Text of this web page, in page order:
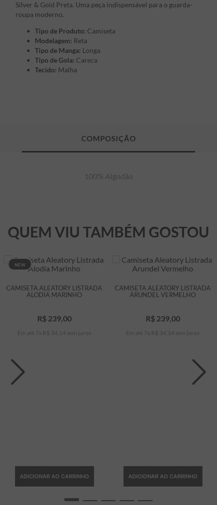
Silver & Gold Preta. Uma peça indispensável para o guarda-
roupa moderno.
Tipo de Produto: Camiseta
Modelagem: Reta
Tipo de Manga: Longa
Tipo de Gola: Careca
Tecido: Malha
100% Algodão
QUEM VIU TAMBÉM GOSTOU
NEW
CAMISETA ALEATORY LISTRADA
ALODIA MARINHO
R$ 239,00
Em até 7 x R$ 34 14 sem juros
ADICIONAR AO CARRINHO
CAMISETA ALEATORY LISTRADA
ARUNDEL VERMELHO
R$ 239,00
Em até 7 x R$ 34 14 sem juros
ADICIONAR AO CARRINHO